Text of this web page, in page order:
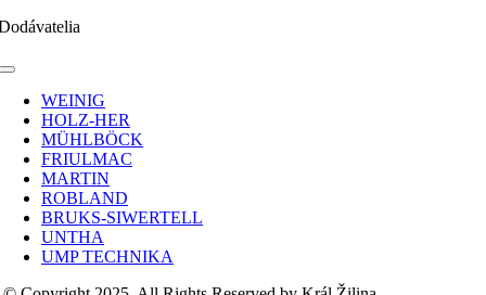
Toggle
NavigationWEINIG
HOLZ-HER
MÜHLBÖCK
FRIULMAC
MARTIN
ROBLAND
BRUKS-SIWERTELL
UNTHA
UMP TECHNIKA